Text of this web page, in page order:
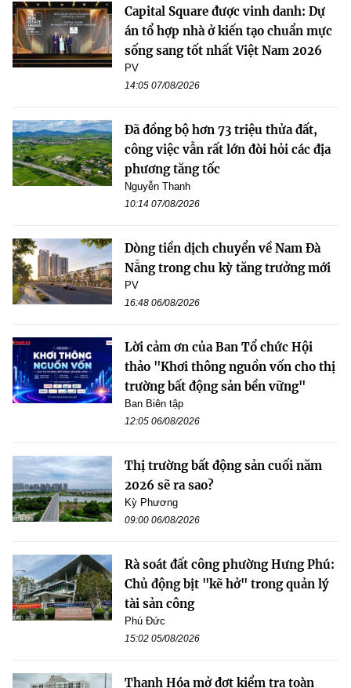
Capital Square được vinh danh: Dự
án tổ hợp nhà ở kiến tạo chuẩn mực
sống sang tốt nhất Việt Nam 2026
PV
14:05 07/08/2026
Đã đồng bộ hơn 73 triệu thửa đất,
công việc vẫn rất lớn đòi hỏi các địa
phương tăng tốc
Nguyễn Thanh
10:14 07/08/2026
Dòng tiền dịch chuyển về Nam Đà
Nẵng trong chu kỳ tăng trưởng mới
PV
16:48 06/08/2026
Lời cảm ơn của Ban Tổ chức Hội
thảo "Khơi thông nguồn vốn cho thị
trường bất động sản bền vững"
Ban Biên tập
12:05 06/08/2026
Thị trường bất động sản cuối năm
2026 sẽ ra sao?
Kỳ Phương
09:00 06/08/2026
Rà soát đất công phường Hưng Phú:
Chủ động bịt "kẽ hở" trong quản lý
tài sản công
Phú Đức
15:02 05/08/2026
Thanh Hóa mở đợt kiểm tra toàn